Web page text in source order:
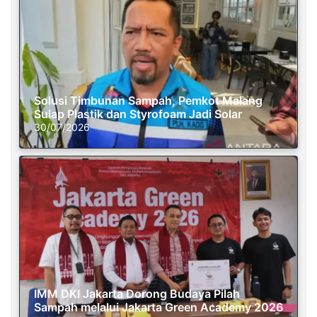
Solusi Timbunan Sampah, Pemkot Malang
Sulap Plastik dan Styrofoam Jadi Solar
30/07/2026
IMM DKI Jakarta Dorong Budaya Pilah
Sampah melalui Jakarta Green Academy 2026